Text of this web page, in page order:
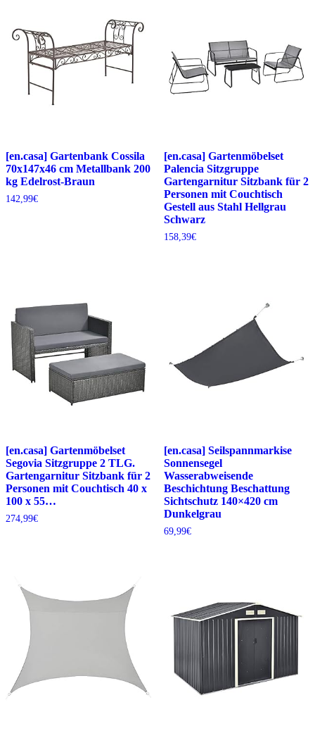
[en.casa] Gartenbank Cossila
70x147x46 cm Metallbank 200
kg Edelrost-Braun
142,99€
[en.casa] Gartenmöbelset
Palencia Sitzgruppe
Gartengarnitur Sitzbank für 2
Personen mit Couchtisch
Gestell aus Stahl Hellgrau
Schwarz
158,39€
[en.casa] Gartenmöbelset
Segovia Sitzgruppe 2 TLG.
Gartengarnitur Sitzbank für 2
Personen mit Couchtisch 40 x
100 x 55…
274,99€
[en.casa] Seilspannmarkise
Sonnensegel
Wasserabweisende
Beschichtung Beschattung
Sichtschutz 140×420 cm
Dunkelgrau
69,99€